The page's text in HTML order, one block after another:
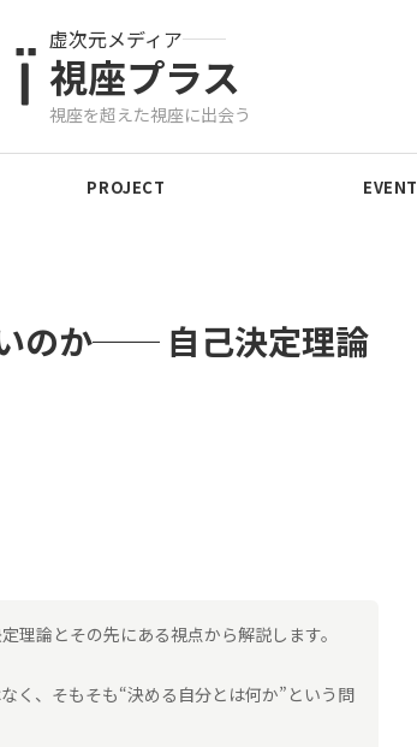
虚次元メディア
視座プラス
視座を超えた視座に出会う
PROJECT EVENT
いのか── 自己決定理論
理論とその先にある視点から解説します。
く、そもそも“決める自分とは何か”という問